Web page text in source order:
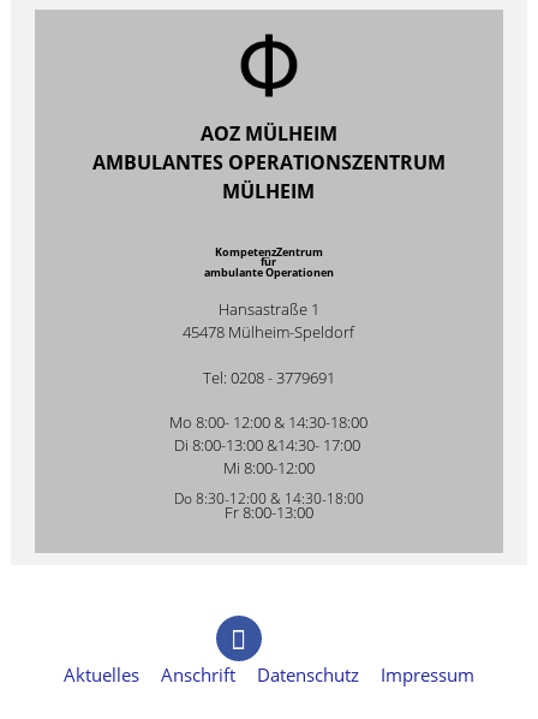
AOZ MÜLHEIM
AMBULANTES OPERATIONSZENTRUM
MÜLHEIM
KompetenzZentrum
für
ambulante Operationen
Hansastraße 1
45478 Mülheim-Speldorf
Tel: 0208 - 3779691
Mo 8:00- 12:00 & 14:30-18:00
Di 8:00-13:00 &14:30- 17:00
Mi 8:00-12:00
Do 8:30-12:00 & 14:30-18:00
Fr 8:00-13:00
Aktuelles Anschrift Datenschutz Impressum